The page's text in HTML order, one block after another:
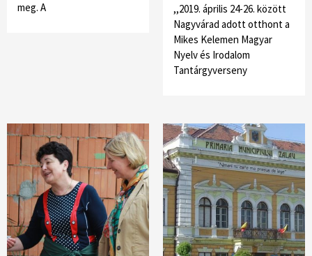
meg. A
,,2019. április 24-26. között
Nagyvárad adott otthont a
Mikes Kelemen Magyar
Nyelv és Irodalom
Tantárgyverseny